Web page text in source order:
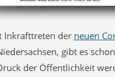
Inkrafttreten der neuen
gibt es
der Öffentlichkeit